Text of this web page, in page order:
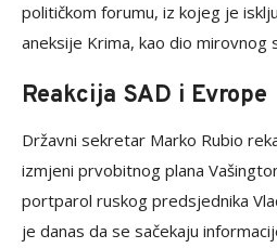
političkom forumu, iz kojeg je
aneksije Krima, kao dio mirovnog
Reakcija SAD i Evrope
Državni sekretar Marko Rubio
izmjeni prvobitnog plana
portparol ruskog predsjednika
je danas da se sačekaju